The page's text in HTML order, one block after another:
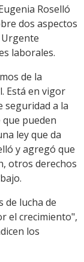
Roselló
dos aspectos
laborales.
de la
Está en vigor
seguridad a la
que pueden
ley que da
y agregó que
otros derechos
de lucha de
el crecimiento",
los